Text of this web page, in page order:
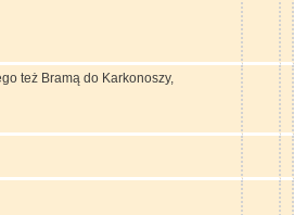
też Bramą do Karkonoszy,